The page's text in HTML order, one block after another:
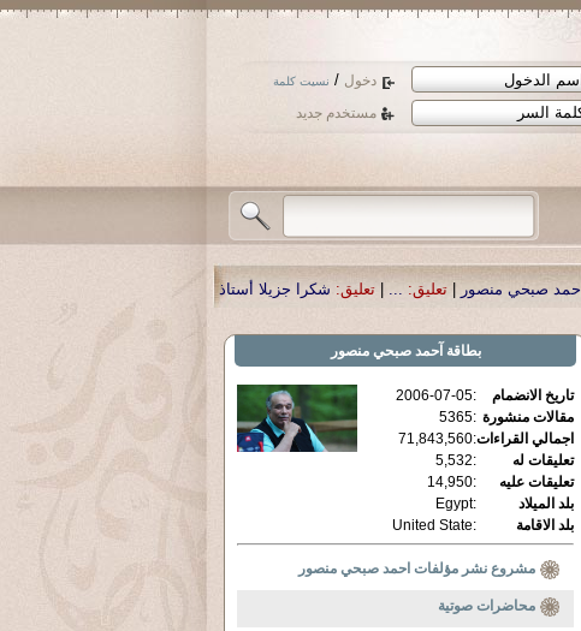
دخول / نسيت كلمة
مستخدم جديد
...
|تعليق: شكرا جزيلا أستاذ حمد الحمد .أكرمكم الله .|تعليق:
بطاقة آحمد صبحي منصور
تاريخ الانضمام :
2006-07-05
مقالات منشورة :
5365
اجمالي القراءات:
71,843,560
تعليقات له
:
5,532
تعليقات عليه
:
14,950
بلد الميلاد
:
Egypt
بلد الاقامة
:
United State
مشروع نشر مؤلفات احمد صبحي منصور
محاضرات صوتية